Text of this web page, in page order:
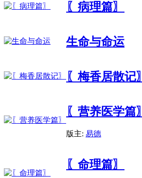
〖病理篇〗
生命与命运
〖梅香居散记〗
〖营养医学篇〗
版主: 易德
〖命理篇〗